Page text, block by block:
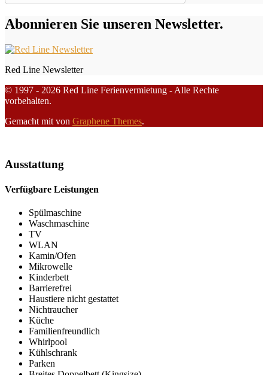
Abonnieren Sie unseren Newsletter.
Red Line Newsletter
© 1997 - 2026 Red Line Ferienvermietung - Alle Rechte
vorbehalten.
Gemacht mit von Graphene Themes.
Ausstattung
Verfügbare Leistungen
Spülmaschine
Waschmaschine
TV
WLAN
Kamin/Ofen
Mikrowelle
Kinderbett
Barrierefrei
Haustiere nicht gestattet
Nichtraucher
Küche
Familienfreundlich
Whirlpool
Kühlschrank
Parken